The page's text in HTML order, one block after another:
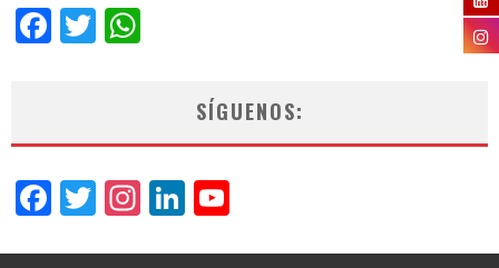
Facebook
Twitter
SÍGUENOS:
Facebook
Twitter
Instagram
LinkedIn